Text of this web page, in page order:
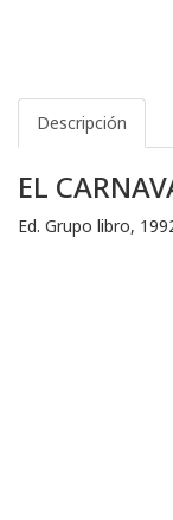
Descripción
EL
Ed. Grupo libro,